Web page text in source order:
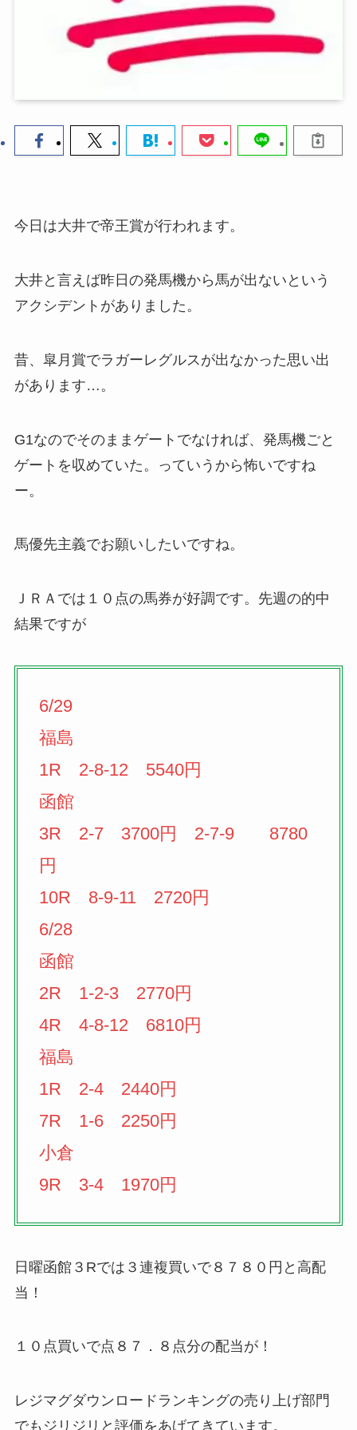
今日は大井で帝王賞が行われます。
大井と言えば昨日の発馬機から馬が出ないという
アクシデントがありました。
昔、皐月賞でラガーレグルスが出なかった思い出
があります…。
G1なのでそのままゲートでなければ、発馬機ごと
ゲートを収めていた。っていうから怖いですね
ー。
馬優先主義でお願いしたいですね。
ＪＲＡでは１０点の馬券が好調です。先週の的中
結果ですが
6/29
福島
1R 2-8-12 5540円
函館
3R 2-7 3700円 2-7-9 8780
円
10R 8-9-11 2720円
6/28
函館
2R 1-2-3 2770円
4R 4-8-12 6810円
福島
1R 2-4 2440円
7R 1-6 2250円
小倉
9R 3-4 1970円
日曜函館３Rでは３連複買いで８７８０円と高配
当！
１０点買いで点８７．８点分の配当が！
レジマグダウンロードランキングの売り上げ部門
でもジリジリと評価をあげてきています。